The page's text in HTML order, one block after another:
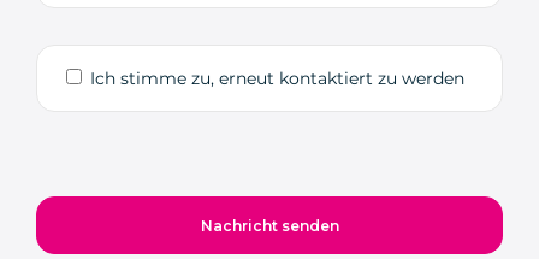
Ich stimme zu, erneut kontaktiert zu werden